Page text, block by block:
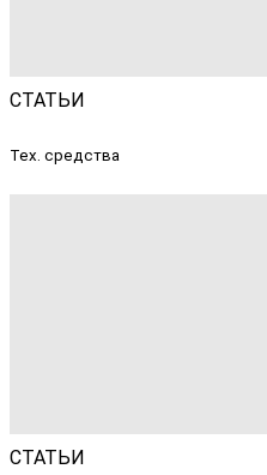
СТАТЬИ
Тех. средства
СТАТЬИ